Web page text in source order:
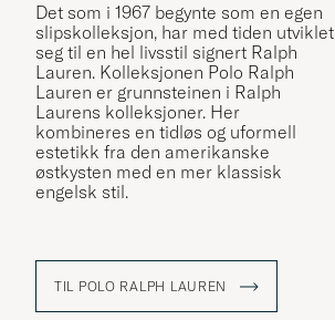
Det som i 1967 begynte som en egen
slipskolleksjon, har med tiden utviklet
seg til en hel livsstil signert Ralph
Lauren. Kolleksjonen Polo Ralph
Lauren er grunnsteinen i Ralph
Laurens kolleksjoner. Her
kombineres en tidløs og uformell
estetikk fra den amerikanske
østkysten med en mer klassisk
engelsk stil.
TIL POLO RALPH LAUREN